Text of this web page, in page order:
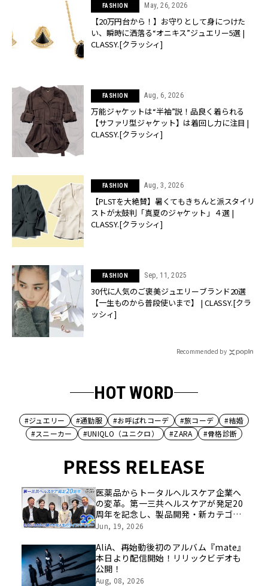
FASHION May, 26, 2026
【20万円台から！】お守りとして身につけた
い、瞬時に洒落る“オニキス”ジュエリー5選 |
CLASSY.[クラッシィ]
FASHION Aug, 6, 2026
万能ジャケットは“半袖”説！品良く着られる
【サファリ型ジャケット】は着回し力に注目 |
CLASSY.[クラッシィ]
FASHION Aug, 3, 2026
【PLSTを大絶賛】暑くてもきちんと派スタイリ
ストが太鼓判「真夏のジャケット」４選 |
CLASSY.[クラッシィ]
FASHION Sep, 11, 2025
30代に人気のご褒美ジュエリーブランド20選
【一生ものから普段使いまで】 | CLASSY.[クラ
ッシィ]
Recommended by
HOT WORD
#ジュエリー #通勤服 #お呼ばれコーデ #旅コーデ
#結婚
#スニーカー
#UNIQLO（ユニクロ） #ZARA #骨格診断
PRESS RELEASE
医薬品からトータルヘルスケア企業へ
の変革。第一三共ヘルスケアが発足20
周年を記念し、製品開発・新カテゴリ
挑戦の舞台や旧社統合時のエピソード
像を公開！
Jun, 19, 2026
AliA、再始動後初のアルバム『mate』
本日より配信開始！リリックビデオも
公開！
Aug, 08, 2026